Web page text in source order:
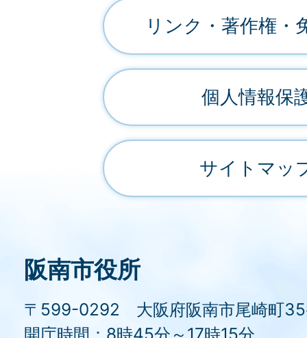
リンク・著作権・
個人情報保
サイトマッ
阪南市役所
〒599-0292 大阪府阪南市尾崎町35
開庁時間：8時45分～17時15分